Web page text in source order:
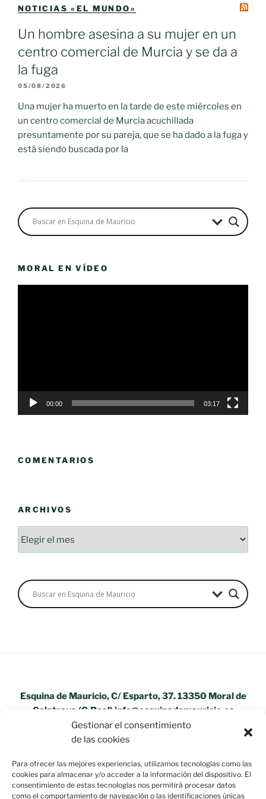
Gestionar el consentimiento
de las cookies
Para ofrecer las mejores experiencias, utilizamos tecnologías como las
cookies para almacenar y/o acceder a la información del dispositivo. El
consentimiento de estas tecnologías nos permitirá procesar datos
como el comportamiento de navegación o las identificaciones únicas
NOTICIAS «EL MUNDO»
Un hombre asesina a su mujer en un
centro comercial de Murcia y se da a
la fuga
05/08/2026
Una mujer ha muerto en la tarde de este miércoles en
un centro comercial de Murcia acuchillada
presuntamente por su pareja, que se ha dado a la fuga y
está siendo buscada por la
MORAL EN VÍDEO
00:00 03:17
COMENTARIOS
ARCHIVOS
Esquina de Mauricio, C/ Esparto, 37. 13350 Moral de
Calatrava (C.Real) info@esquinademauricio.es
«Aviso Legal»